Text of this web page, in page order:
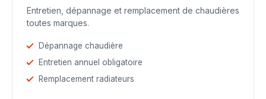
Entretien, dépannage et remplacement de chaudières
toutes marques.
Dépannage chaudière
Entretien annuel obligatoire
Remplacement radiateurs